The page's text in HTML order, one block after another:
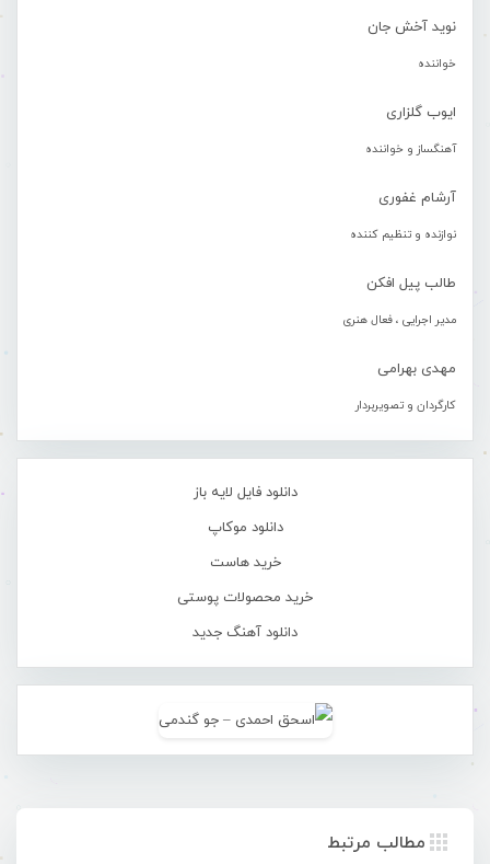
نوید آخش جان
خواننده
ایوب گلزاری
آهنگساز و خواننده
آرشام غفوری
نوازنده و تنظیم کننده
طالب پیل افکن
مدیر اجرایی ، فعال هنری
مهدی بهرامی
کارگردان و تصویربردار
دانلود فایل لایه باز
دانلود موکاپ
خرید هاست
خرید محصولات پوستی
دانلود آهنگ جدید
مطالب مرتبط